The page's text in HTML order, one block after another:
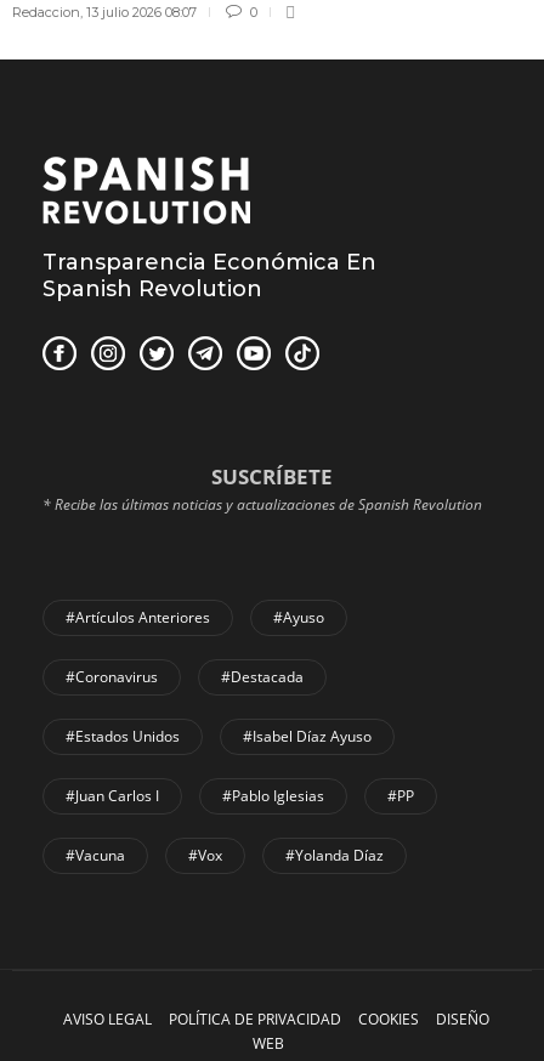
Redaccion 13 julio 2026 08:07 0
Transparencia Económica En
Spanish Revolution
SUSCRÍBETE
* Recibe las últimas noticias y actualizaciones de Spanish Revolution
#Artículos Anteriores #Ayuso
#coronavirus #Destacada
#Estados Unidos #Isabel Díaz Ayuso
#Juan Carlos I #Pablo Iglesias #PP
#Vacuna #Vox #Yolanda Díaz
AVISO LEGAL POLÍTICA DE PRIVACIDAD COOKIES
DISEÑO
WEB